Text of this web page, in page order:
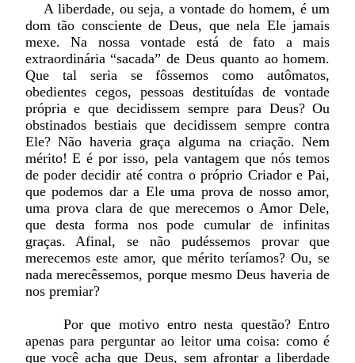
A liberdade, ou seja, a vontade do homem, é um
dom tão consciente de Deus, que nela Ele jamais
mexe. Na nossa vontade está de fato a mais
extraordinária “sacada” de Deus quanto ao homem.
Que tal seria se fôssemos como autômatos,
obedientes cegos, pessoas destituídas de vontade
própria e que decidissem sempre para Deus? Ou
obstinados bestiais que decidissem sempre contra
Ele? Não haveria graça alguma na criação. Nem
mérito! E é por isso, pela vantagem que nós temos
de poder decidir até contra o próprio Criador e Pai,
que podemos dar a Ele uma prova de nosso amor,
uma prova clara de que merecemos o Amor Dele,
que desta forma nos pode cumular de infinitas
graças. Afinal, se não pudéssemos provar que
merecemos este amor, que mérito teríamos? Ou, se
nada merecêssemos, porque mesmo Deus haveria de
nos premiar?
Por que motivo entro nesta questão? Entro
apenas para perguntar ao leitor uma coisa: como é
que você acha que Deus, sem afrontar a liberdade